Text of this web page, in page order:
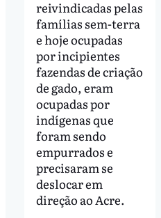
reivindicadas pelas
famílias sem-terra
e hoje ocupadas
por incipientes
fazendas de criação
de gado, eram
ocupadas por
indígenas que
foram sendo
empurrados e
precisaram se
deslocar em
direção ao Acre.